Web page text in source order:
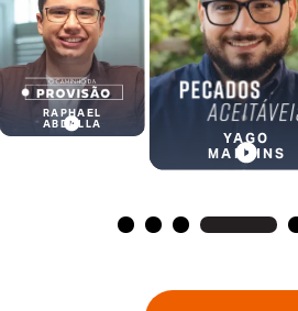
RAPHAEL
ABDALLA
YAGO
MARTINS